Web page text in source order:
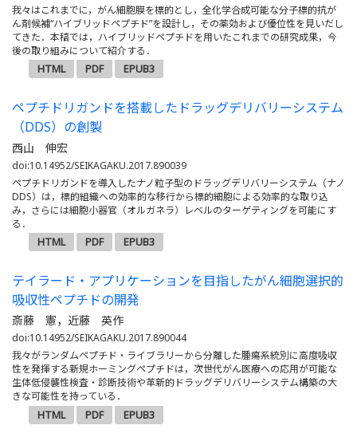
我々はこれまでに，がん細胞膜を標的とし，全化学合成可能な分子標的抗が
ん剤候補“ハイブリッドペプチド”を設計し，その薬効および優位性を見いだし
てきた．本稿では，ハイブリッドペプチドを用いたこれまでの研究成果，今
後の取り組みについて紹介する．
HTML PDF EPUB3
ペプチドリガンドを搭載したドラッグデリバリーシステム
（DDS）の創製
西山 伸宏
doi:10.14952/SEIKAGAKU.2017.890039
ペプチドリガンドを導入したナノ粒子型のドラッグデリバリーシステム（ナノ
DDS）は，標的組織への効率的な移行から標的細胞による効率的な取り込
み，さらには細胞小器官（オルガネラ）レベルのターゲティングを可能にす
る．
HTML PDF EPUB3
テイラード・アプリケーションを目指したがん細胞選択的
吸収性ペプチドの開発
斎藤 憲，近藤 英作
doi:10.14952/SEIKAGAKU.2017.890044
我々がランダムペプチド・ライブラリーから分離した腫瘍系統別に高度吸収
性を発揮する新規ホーミングペプチドは，次世代がん医療への応用が可能な
生体低侵襲性検査・診断技術や革新的ドラッグデリバリーシステム構築の大
きな可能性を持っている．
HTML PDF EPUB3